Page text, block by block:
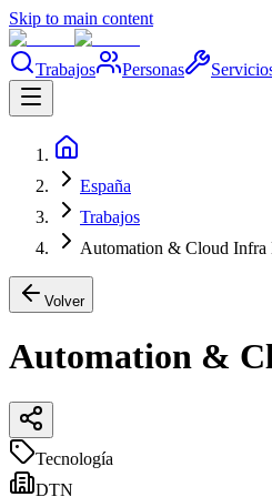
Skip to main content
Trabajos Personas
España
Trabajos
Automation & Cloud Infra
Volver
Automation &
Tecnología
DTN